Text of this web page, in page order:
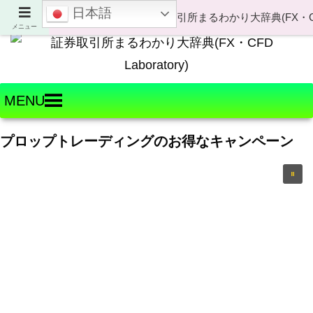
Welcome to FX・CFD Laboratory!
MENU
プロップトレーディングのお得なキャンペーン
メニュー
日本語